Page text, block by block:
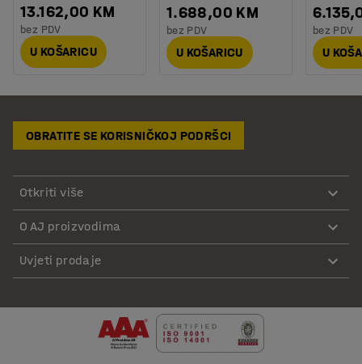
13.162,00 KM
bez PDV
U KOŠARICU
1.688,00 KM
bez PDV
U KOŠARICU
bez PDV
U
OBRATITE SE KORISNIČKOJ PODRŠCI
Otkriti više
O AJ proizvodima
Uvjeti prodaje